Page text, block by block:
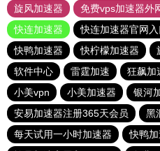
旋风加速器
免费vps加速器外
快连加速器
快连加速器官网入
快鸭加速器
快柠檬加速器
软件中心
雷霆加速 狂飙加
小美vpn
小美加速器 银河
安易加速器注册365天会员
黑
每天试用一小时加速器
快鸭